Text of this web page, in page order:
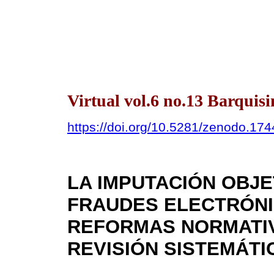
Virtual vol.6 no.13
https://doi.org/10.5281/
LA IMPUTACIÓN
FRAUDES
REFORMAS
REVISIÓN